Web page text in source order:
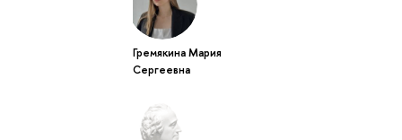
Гремякина Мария
Сергеевна